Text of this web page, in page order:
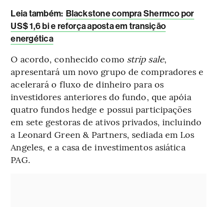
Leia também: Blackstone compra Shermco por
US$ 1,6 bi e reforça aposta em transição
energética
O acordo, conhecido como strip sale,
apresentará um novo grupo de compradores e
acelerará o fluxo de dinheiro para os
investidores anteriores do fundo, que apóia
quatro fundos hedge e possui participações
em sete gestoras de ativos privados, incluindo
a Leonard Green & Partners, sediada em Los
Angeles, e a casa de investimentos asiática
PAG.